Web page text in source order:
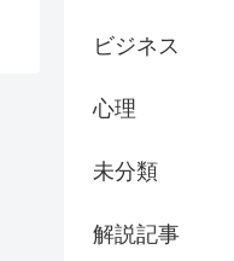
ビジネス
心理
未分類
解説記事